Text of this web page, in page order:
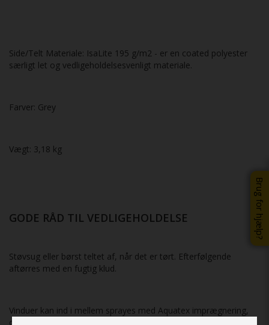
Brug for hjælp?
Side/Telt Materiale: IsaLite 195 g/m2 - er en coated polyester
særligt let og vedligeholdelsesvenligt materiale.
Farver: Grey
Vægt: 3,18 kg
GODE RÅD TIL VEDLIGEHOLDELSE
Støvsug eller børst teltet af, når det er tørt. Efterfølgende
aftørres med en fugtig klud.
Vinduer kan ind i mellem sprayes med Aquatex imprægnering,
og straks herefter aftørres med en tør klud (maks. 2 x årligt).